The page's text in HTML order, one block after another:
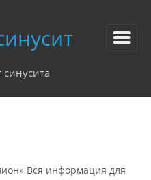
синусита
Вся информация для